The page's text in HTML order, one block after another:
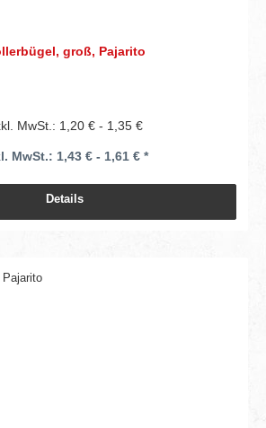
groß, Pajarito
MwSt.: 1,20 € - 1,35 €
MwSt.: 1,43 € - 1,61 € *
Details